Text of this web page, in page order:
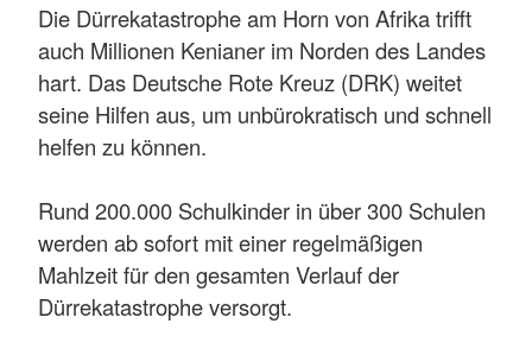
Die Dürrekatastrophe am Horn von Afrika trifft
auch Millionen Kenianer im Norden des Landes
hart. Das Deutsche Rote Kreuz (DRK) weitet
seine Hilfen aus, um unbürokratisch und schnell
helfen zu können.
Rund 200.000 Schulkinder in über 300 Schulen
werden ab sofort mit einer regelmäßigen
Mahlzeit für den gesamten Verlauf der
Dürrekatastrophe versorgt.